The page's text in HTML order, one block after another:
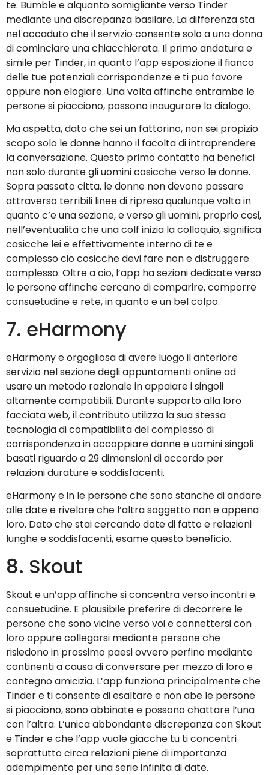
te. Bumble e alquanto somigliante verso Tinder
mediante una discrepanza basilare. La differenza sta
nel accaduto che il servizio consente solo a una donna
di cominciare una chiacchierata. Il primo andatura e
simile per Tinder, in quanto l’app esposizione il fianco
delle tue potenziali corrispondenze e ti puo favore
oppure non elogiare. Una volta affinche entrambe le
persone si piacciono, possono inaugurare la dialogo.
Ma aspetta, dato che sei un fattorino, non sei propizio
scopo solo le donne hanno il facolta di intraprendere
la conversazione. Questo primo contatto ha benefici
non solo durante gli uomini cosicche verso le donne.
Sopra passato citta, le donne non devono passare
attraverso terribili linee di ripresa qualunque volta in
quanto c’e una sezione, e verso gli uomini, proprio cosi,
nell’eventualita che una colf inizia la colloquio, significa
cosicche lei e effettivamente interno di te e
complesso cio cosicche devi fare non e distruggere
complesso. Oltre a cio, l’app ha sezioni dedicate verso
le persone affinche cercano di comparire, comporre
consuetudine e rete, in quanto e un bel colpo.
7. eHarmony
eHarmony e orgogliosa di avere luogo il anteriore
servizio nel sezione degli appuntamenti online ad
usare un metodo razionale in appaiare i singoli
altamente compatibili. Durante supporto alla loro
facciata web, il contributo utilizza la sua stessa
tecnologia di compatibilita del complesso di
corrispondenza in accoppiare donne e uomini singoli
basati riguardo a 29 dimensioni di accordo per
relazioni durature e soddisfacenti.
eHarmony e in le persone che sono stanche di andare
alle date e rivelare che l’altra soggetto non e appena
loro. Dato che stai cercando date di fatto e relazioni
lunghe e soddisfacenti, esame questo beneficio.
8. Skout
Skout e un’app affinche si concentra verso incontri e
consuetudine. E plausibile preferire di decorrere le
persone che sono vicine verso voi e connettersi con
loro oppure collegarsi mediante persone che
risiedono in prossimo paesi ovvero perfino mediante
continenti a causa di conversare per mezzo di loro e
contegno amicizia. L’app funziona principalmente che
Tinder e ti consente di esaltare e non abe le persone
si piacciono, sono abbinate e possono chattare l’una
con l’altra. L’unica abbondante discrepanza con Skout
e Tinder e che l’app vuole giacche tu ti concentri
soprattutto circa relazioni piene di importanza
adempimento per una serie infinita di date.